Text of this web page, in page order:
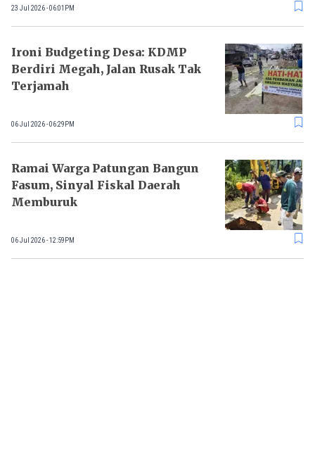
23 Jul 2026 - 06:01PM
Ironi Budgeting Desa: KDMP
Berdiri Megah, Jalan Rusak Tak
Terjamah
06 Jul 2026 - 06:29PM
Ramai Warga Patungan Bangun
Fasum, Sinyal Fiskal Daerah
Memburuk
06 Jul 2026 - 12:59PM